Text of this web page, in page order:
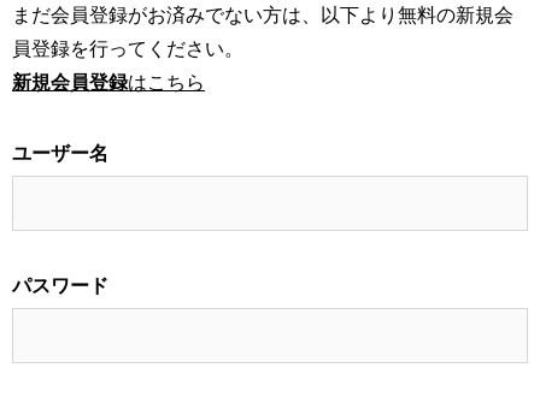
まだ会員登録がお済みでない方は、以下より無料の新規会
員登録を行ってください。
新規会員登録はこちら
ユーザー名
パスワード